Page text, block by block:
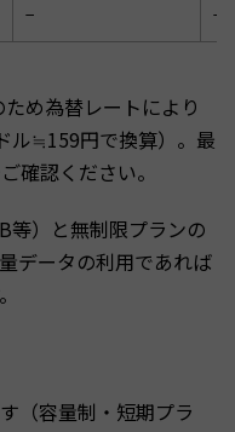
− −
め為替レートにより
ル≒159円で換算）。最
確認ください。
等）と無制限プランの
データの利用であれば
（容量制・短期プラ